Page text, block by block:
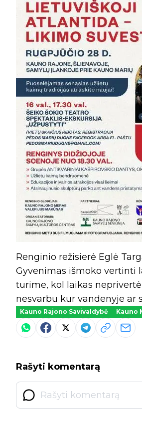
Renginio režisierė Eglė
Gyvenimas išmoko vertinti
turime, kol laikas
nesvarbu kur vandenyje ar
Kauno Rajono Savivaldybė Kauno
Rašyti komentarą